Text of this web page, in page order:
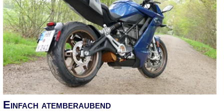
Einfach atemberaubend